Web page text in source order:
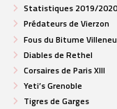
Statistiques 2019/2020
Prédateurs de Vierzon
Fous du Bitume
Diables de Rethel
Corsaires de Paris XIII
Yeti’s Grenoble
Tigres de Garges